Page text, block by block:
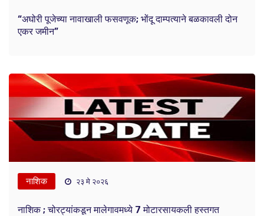
“अघोरी पूजेच्या नावाखाली फसवणूक; भोंदू दाम्पत्याने बळकावली दोन
एकर जमीन”
नाशिक २३ मे २०२६
नाशिक ; चोरट्यांकडून मालेगावमध्ये 7 मोटारसायकली हस्तगत